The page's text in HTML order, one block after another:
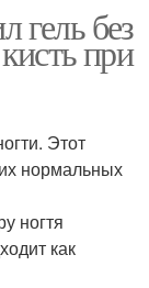
гель без
при
Этот
нормальных
ногтя
как